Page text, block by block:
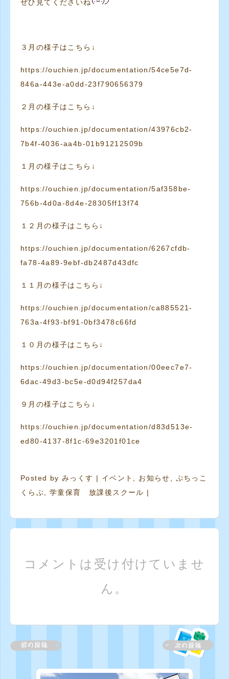
ぜひ見てくださいね
３月の様子はこちら↓
https://ouchien.jp/documentation/54ce5e7d-
846a-443e-a0dd-23f790656379
２月の様子はこちら↓
https://ouchien.jp/documentation/43976cb2-
7b4f-4036-aa4b-01b91212509b
１月の様子はこちら↓
https://ouchien.jp/documentation/5af358be-
756b-4d0a-8d4e-28305ff13f74
１２月の様子はこちら↓
https://ouchien.jp/documentation/6267cfdb-
fa78-4a89-9ebf-db2487d43dfc
１１月の様子はこちら↓
https://ouchien.jp/documentation/ca885521-
763a-4f93-bf91-0bf3478c66fd
１０月の様子はこちら↓
https://ouchien.jp/documentation/00eec7e7-
6dac-49d3-bc5e-d0d94f257da4
９月の様子はこちら↓
https://ouchien.jp/documentation/d83d513e-
ed80-4137-8f1c-69e3201f01ce
Posted byみっくす | イベント お知らせ
ぷちっこ
くらぶ
,学童保育 放課後スクール |
コメントは受け付けていませ
ん。